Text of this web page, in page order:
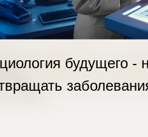
будущего -